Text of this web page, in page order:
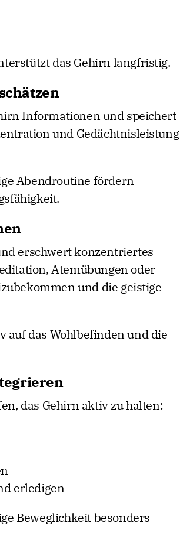
das Gehirn langfristig.
Informationen und speichert
und Gedächtnisleistung
Abendroutine fördern
erschwert konzentriertes
Atemübungen oder
und die geistige
auf das Wohlbefinden und die
das Gehirn aktiv zu halten:
erledigen
Beweglichkeit besonders